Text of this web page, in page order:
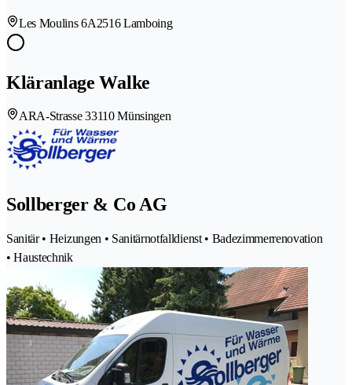
Les Moulins 6A2516 Lamboing
Kläranlage Walke
ARA-Strasse 33110 Münsingen
Sollberger & Co AG
Sanitär • Heizungen • Sanitärnotfalldienst • Badezimmerrenovation
• Haustechnik